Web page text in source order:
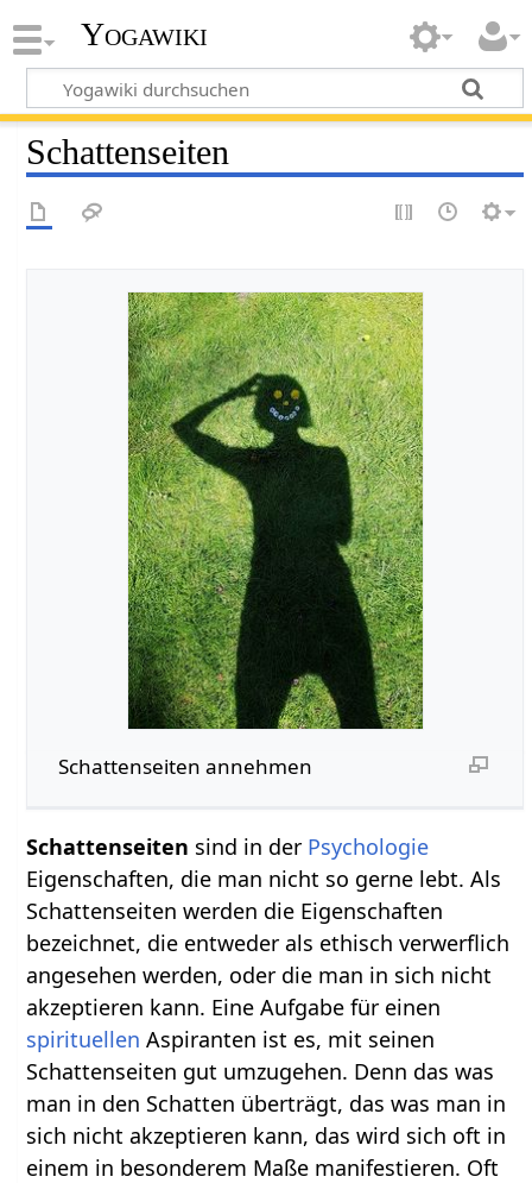
Yogawiki
Schattenseiten
Schattenseiten annehmen
Schattenseiten sind in der Psychologie
Eigenschaften, die man nicht so gerne lebt. Als
Schattenseiten werden die Eigenschaften
bezeichnet, die entweder als ethisch verwerflich
angesehen werden, oder die man in sich nicht
akzeptieren kann. Eine Aufgabe für einen
spirituellen Aspiranten ist es, mit seinen
Schattenseiten gut umzugehen. Denn das was
man in den Schatten überträgt, das was man in
sich nicht akzeptieren kann, das wird sich oft in
einem in besonderem Maße manifestieren. Oft